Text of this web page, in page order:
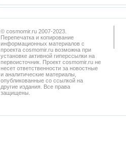
© cosmomir.ru 2007-2023.
Перепечатка и копирование
информационных материалов с
проекта cosmomir.ru возможна при
установке активной гиперссылки на
первоисточник. Проект cosmomir.ru не
несет ответственности за новостные
и аналитические материалы,
опубликованные со ссылкой на
другие издания. Все права
защищены.